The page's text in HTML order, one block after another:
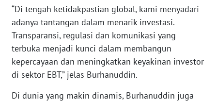
“Di tengah ketidakpastian global, kami menyadari
adanya tantangan dalam menarik investasi.
Transparansi, regulasi dan komunikasi yang
terbuka menjadi kunci dalam membangun
kepercayaan dan meningkatkan keyakinan investor
di sektor EBT,” jelas Burhanuddin.
Di dunia yang makin dinamis, Burhanuddin juga
WN
SULBAR
WN
BABEL
WN
SUMBAR